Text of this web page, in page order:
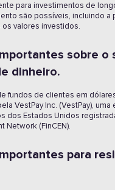
para investimentos de
são possíveis, incluindo a
valores investidos.
sobre o
dinheiro.
fundos de clientes em
VestPay Inc. (VestPay), uma
dos Estados Unidos
Network (FinCEN).
para